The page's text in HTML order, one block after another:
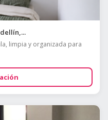
limpia y organizada para